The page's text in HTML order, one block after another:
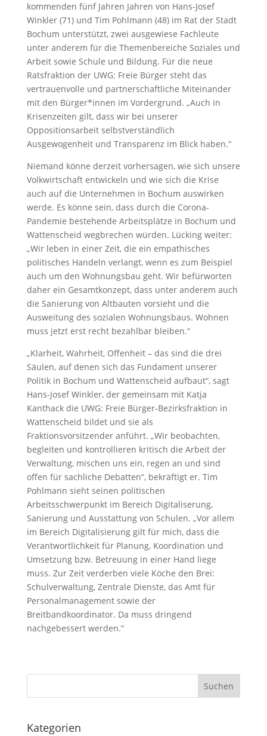
kommenden fünf Jahren Jahren von Hans-Josef
Winkler (71) und Tim Pohlmann (48) im Rat der Stadt
Bochum unterstützt, zwei ausgewiese Fachleute
unter anderem für die Themenbereiche Soziales und
Arbeit sowie Schule und Bildung. Für die neue
Ratsfraktion der UWG: Freie Bürger steht das
vertrauenvolle und partnerschaftliche Miteinander
mit den Bürger*innen im Vordergrund. „Auch in
Krisenzeiten gilt, dass wir bei unserer
Oppositionsarbeit selbstverständlich
Ausgewogenheit und Transparenz im Blick haben.“
Niemand könne derzeit vorhersagen, wie sich unsere
Volkwirtschaft entwickeln und wie sich die Krise
auch auf die Unternehmen in Bochum auswirken
werde. Es könne sein, dass durch die Corona-
Pandemie bestehende Arbeitsplätze in Bochum und
Wattenscheid wegbrechen würden. Lücking weiter:
„Wir leben in einer Zeit, die ein empathisches
politisches Handeln verlangt, wenn es zum Beispiel
auch um den Wohnungsbau geht. Wir befürworten
daher ein Gesamtkonzept, dass unter anderem auch
die Sanierung von Altbauten vorsieht und die
Ausweitung des sozialen Wohnungsbaus. Wohnen
muss jetzt erst recht bezahlbar bleiben.“
„Klarheit, Wahrheit, Offenheit – das sind die drei
Säulen, auf denen sich das Fundament unserer
Politik in Bochum und Wattenscheid aufbaut“, sagt
Hans-Josef Winkler, der gemeinsam mit Katja
Kanthack die UWG: Freie Bürger-Bezirksfraktion in
Wattenscheid bildet und sie als
Fraktionsvorsitzender anführt. „Wir beobachten,
begleiten und kontrollieren kritisch die Arbeit der
Verwaltung, mischen uns ein, regen an und sind
offen für sachliche Debatten“, bekräftigt er. Tim
Pohlmann sieht seinen politischen
Arbeitsschwerpunkt im Bereich Digitaliserung,
Sanierung und Ausstattung von Schulen. „Vor allem
im Bereich Digitalisierung gilt für mich, dass die
Verantwortlichkeit für Planung, Koordination und
Umsetzung bzw. Betreuung in einer Hand liege
muss. Zur Zeit verderben viele Köche den Brei:
Schulverwaltung, Zentrale Dienste, das Amt für
Personalmanagement sowie der
Breitbandkoordinator. Da muss dringend
nachgebessert werden.“
Kategorien